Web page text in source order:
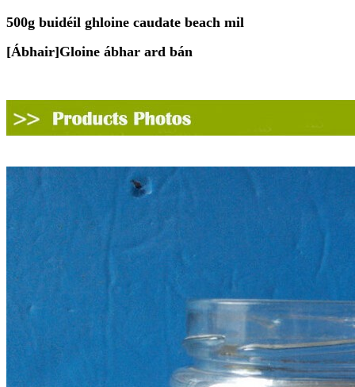
500g buidéil ghloine caudate beach mil
[Ábhair]Gloine ábhar ard bán